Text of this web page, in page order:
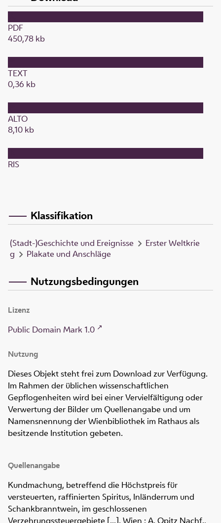
PDF
450,78 kb
TEXT
0,36 kb
ALTO
8,10 kb
RIS
Klassifikation
(Stadt-)Geschichte und Ereignisse
Erster Weltkrie
g
Plakate und Anschläge
Nutzungsbedingungen
Lizenz
Public Domain Mark 1.0
Nutzung
Dieses Objekt steht frei zum Download zur Verfügung.
Im Rahmen der üblichen wissenschaftlichen
Gepflogenheiten wird bei einer Vervielfältigung oder
Verwertung der Bilder um Quellenangabe und um
Namensnennung der Wienbibliothek im Rathaus als
besitzende Institution gebeten.
Quellenangabe
Kundmachung, betreffend die Höchstpreis für
versteuerten, raffinierten Spiritus, Inländerrum und
Schankbranntwein, im geschlossenen
Verzehrungssteuergebiete [...]. Wien : A. Opitz Nachf.,